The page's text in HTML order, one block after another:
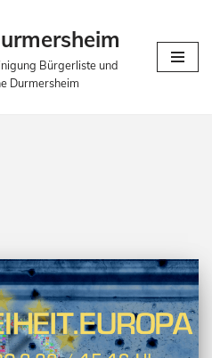
Bürgerliste und
Durmersheim